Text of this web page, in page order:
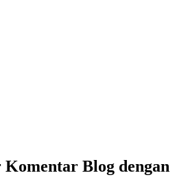
Blog dengan